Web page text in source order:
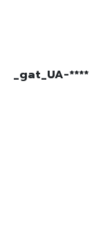
_gat_UA-****